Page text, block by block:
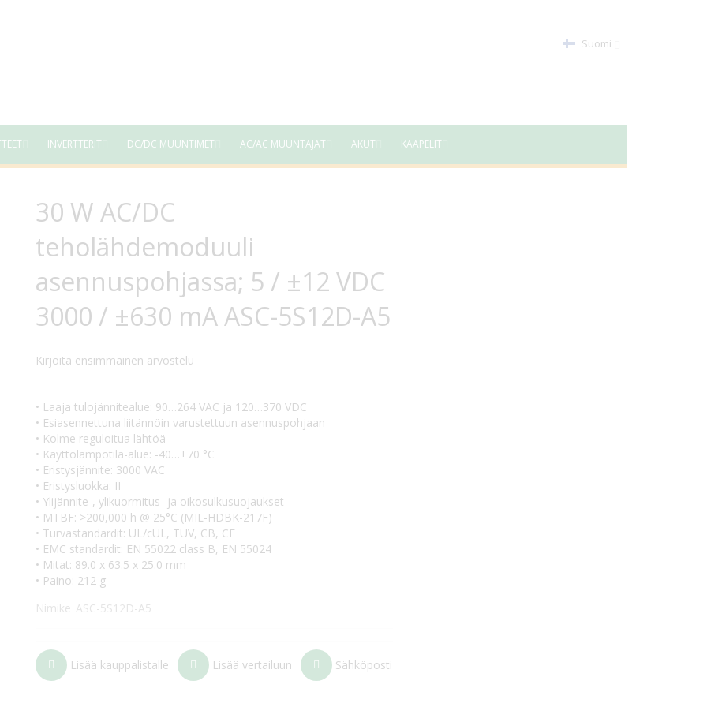
Suomi
INVERTTERIT DC/DC MUUNTIMET AC/AC MUUNTAJAT AKUT KAAPELIT
30 W AC/DC
teholähdemoduuli
asennuspohjassa; 5 / ±12 VDC
3000 / ±630 mA ASC-5S12D-A5
Kirjoita ensimmäinen arvostelu
• Laaja tulojännitealue: 90…264 VAC ja 120…370 VDC
• Esiasennettuna liitännöin varustettuun asennuspohjaan
• Kolme reguloitua lähtöä
• Käyttölämpötila-alue: -40…+70 °C
• Eristysjännite: 3000 VAC
• Eristysluokka: II
• Ylijännite-, ylikuormitus- ja oikosulkusuojaukset
• MTBF: >200,000 h @ 25°C (MIL-HDBK-217F)
• Turvastandardit: UL/cUL, TUV, CB, CE
• EMC standardit: EN 55022 class B, EN 55024
• Mitat: 89.0 x 63.5 x 25.0 mm
• Paino: 212 g
Nimike ASC-5S12D-A5
Lisää kauppalistalle Lisää vertailuun Sähköposti